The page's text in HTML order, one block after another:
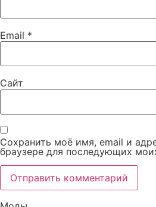
Email *
Сайт
Сохранить моё имя, email и
браузере для последующих